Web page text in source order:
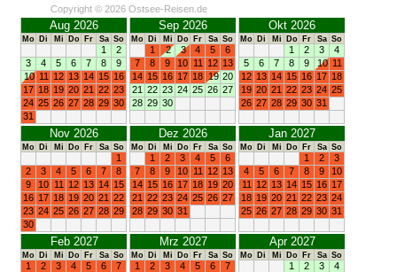
Copyright © 2026 Ostsee-Reisen.de
Aug 2026
Mo Di Mi Do Fr Sa So
1
2
3
4 5 6 7 8
9
10 11 12 13 14 15 16
17 18 19 20 21 22 23
24 25 26 27 28 29 30
31
Sep 2026
Mo Di Mi Do Fr Sa So
1 2 3 4 5
6
7
8 9 10 11 12 13
14 15 16 17 18 19 20
21 22 23 24 25 26 27
28 29 30
Okt 2026
Mo Di Mi Do Fr Sa So
1 2 3
4
5
6 7 8 9 10 11
12 13 14 15 16 17 18
19 20 21 22 23 24 25
26 27 28 29 30 31
Nov 2026
Mo Di Mi Do Fr Sa So
1
2
3 4 5 6 7
8
9
10 11 12 13 14 15
16 17 18 19 20 21 22
23 24 25 26 27 28 29
30
Dez 2026
Mo Di Mi Do Fr Sa So
1 2 3 4 5
6
7
8 9 10 11 12 13
14 15 16 17 18 19 20
21 22 23 24 25 26 27
28 29 30 31
Jan 2027
Mo Di Mi Do Fr Sa So
1 2
3
4
5 6 7 8 9
10
11
12 13 14 15 16 17
18 19 20 21 22 23 24
25 26 27 28 29 30 31
Feb 2027
Mo Di Mi Do Fr Sa So
1 2 3 4 5 6
7
Mrz 2027
Mo Di Mi Do Fr Sa So
1 2 3 4 5 6
7
Apr 2027
Mo Di Mi Do Fr Sa So
1 2 3
4